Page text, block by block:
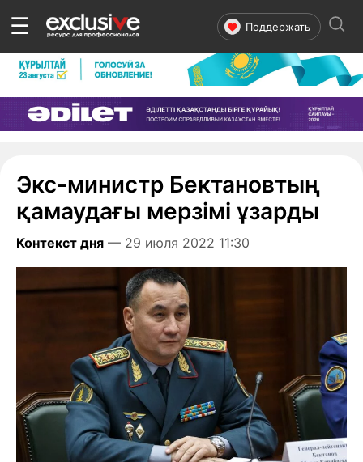
☰ Поддержать
Экс-министр Бектановтың
қамаудағы мерзімі ұзарды
Контекст дня — 29 июля 2022 11:30